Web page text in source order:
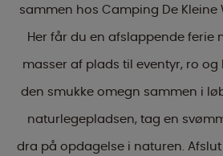
sammen hos Camping De Kleine
Her får du en afslappende ferie
masser af plads til eventyr, ro og
den smukke omegn sammen i
naturlegepladsen, tag en
dra på opdagelse i naturen.